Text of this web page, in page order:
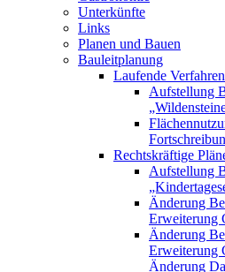
Unterkünfte
Links
Planen und Bauen
Bauleitplanung
Laufende Verfahren
Aufstellung
Rechtskräftige
Aufstellung
Änderung
Erweiterung
Änderung
Erweiterung
Änderung